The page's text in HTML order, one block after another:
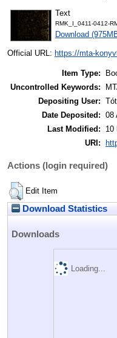
Text
RMK_I_0411-0412-
Download
Official URL: https://mta-
Item Type:
Uncontrolled Keywords:
Depositing User:
Date Deposited: 08
Last Modified:
10
URI:
Actions (login required)
Edit Item
Download Statistics
Downloads
Loading...